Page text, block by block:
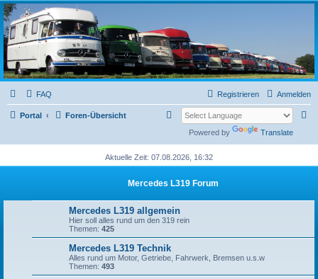
L319-forum.de
FAQ Anmelden
Registrieren
Portal Foren-Übersicht
h
Powered by Translate
h
e
Aktuelle Zeit: 07.08.2026, 16:32
Mercedes L319 Forum
Mercedes L319 allgemein
Hier soll alles rund um den 319 rein
Themen: 425
Mercedes L319 Technik
Alles rund um Motor, Getriebe, Fahrwerk, Bremsen u.s.w
Themen: 493